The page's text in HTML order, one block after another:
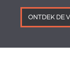
ONTDEK DE